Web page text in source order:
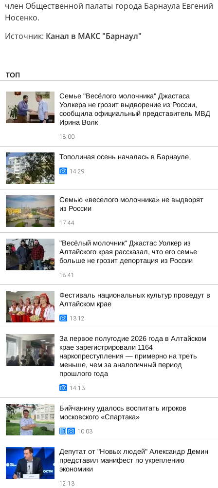
член Общественной палаты города Барнаула Евгений
Носенко.
Источник: Канал в МАКС "Барнаул"
ТОП
Семье "Весёлого молочника" Джастаса
Уолкера не грозит выдворение из России,
сообщила официальный представитель МВД
Ирина Волк
18:00
Тополиная осень началась в Барнауле
14:29
Семью «веселого молочника» не выдворят
из России
17:44
"Весёлый молочник" Джастас Уолкер из
Алтайского края рассказал, что его семье
больше не грозит депортация из России
18:41
Фестиваль национальных культур проведут в
Алтайском крае
13:12
За первое полугодие 2026 года в Алтайском
крае зарегистрировали 1164
наркопреступления — примерно на треть
меньше, чем за аналогичный период
прошлого года
14:13
Бийчанину удалось воспитать игроков
московского «Спартака»
10:03
Депутат от "Новых людей" Александр Демин
представил манифест по укреплению
экономики
12:13